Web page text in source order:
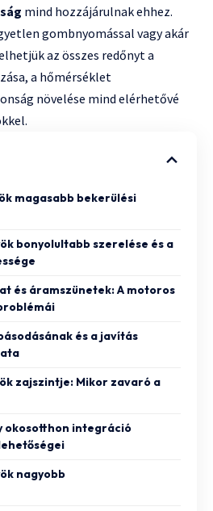
mind hozzájárulnak ehhez.
gombnyomással vagy akár
az összes redőnyt a
a hőmérséklet
növelése mind elérhetővé
magasabb bekerülési
bonyolultabb szerelése és a
és áramszünetek: A motoros
és a javítás
zajszintje: Mikor zavaró a
okosotthon integráció
nagyobb